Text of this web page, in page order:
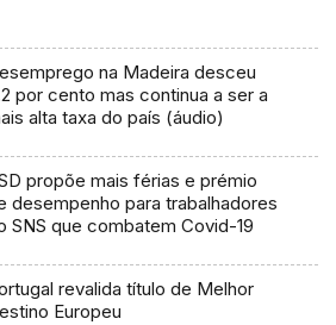
na Madeira desceu
por cento mas continua a ser a
alta taxa do país (áudio)
propõe mais férias e prémio
desempenho para trabalhadores
SNS que combatem Covid-19
revalida título de Melhor
Europeu